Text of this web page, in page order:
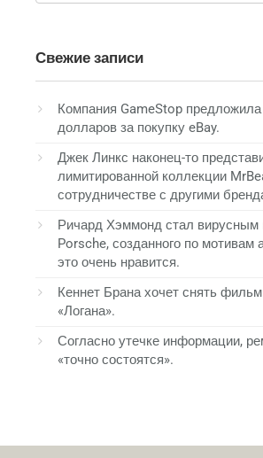
Свежие записи
Компания GameStop
долларов за покупку eBay.
Джек Линкс наконец-то
лимитированной коллекции
сотрудничестве с другими
Ричард Хэммонд стал вирусным
Porsche, созданного по мотивам
это очень нравится.
Кеннет Брана хочет снять
«Логана».
Согласно утечке информации,
«точно состоятся».